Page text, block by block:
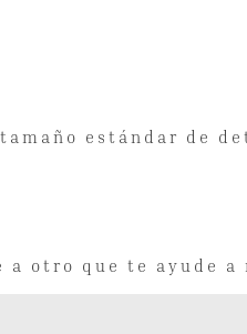
estándar de
a otro que te ayude a